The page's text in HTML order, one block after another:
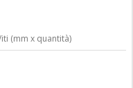
(mm x quantità)